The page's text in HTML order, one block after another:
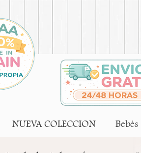
NUEVA COLECCION Bebés